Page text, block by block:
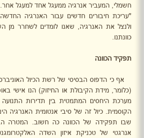
חשמלי, המעביר אנרגיה ממעגל אחד למעגל אחר.
"עריכת חיבורים חדשים עבור האנרגיה
ולנצל את האנרגיה, שאנו לומדים לשחרר מן
כוונתנו.
תפקיד הכוונה
אף כי הדפוס הבסיסי של רשת הכיול
(כלומר, מידת הקיבולת או החיזוק) הנו אישי
מערכת היחסים המתמטית בין תדירות
הקוסמית. כיול זה של סיבי אנטומית האנרגיה
שבו תפקידה של הכוונה כה חשוב. המטרה
אנרגטי של טכניקת איזון השדה